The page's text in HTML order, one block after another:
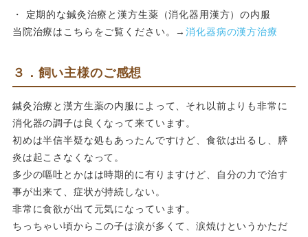
・ 定期的な鍼灸治療と漢方生薬（消化器用漢方）の内服
当院治療はこちらをご覧ください。→消化器病の漢方治療
３．飼い主様のご感想
鍼灸治療と漢方生薬の内服によって、それ以前よりも非常に
消化器の調子は良くなって来ています。
初めは半信半疑な処もあったんですけど、食欲は出るし、膵
炎は起こさなくなって。
多少の嘔吐とかはは時期的に有りますけど、自分の力で治す
事が出来て、症状が持続しない。
非常に食欲が出て元気になっています。
ちっちゃい頃からこの子は涙が多くて、涙焼けというかただ